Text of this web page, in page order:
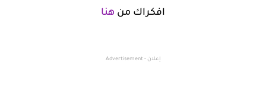
افكراك من هنا
إعلان - Advertisement